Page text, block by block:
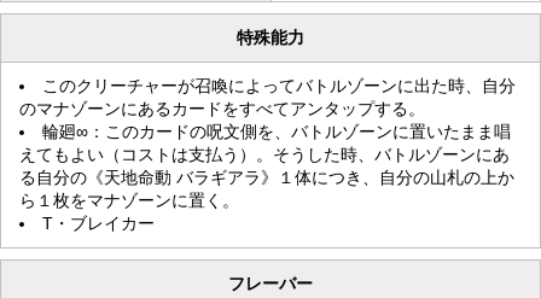
特殊能力
このクリーチャーが召喚によってバトルゾーンに出た時、自分
のマナゾーンにあるカードをすべてアンタップする。
輪廻∞：このカードの呪文側を、バトルゾーンに置いたまま唱
えてもよい（コストは支払う）。そうした時、バトルゾーンにあ
る自分の《天地命動 バラギアラ》１体につき、自分の山札の上か
ら１枚をマナゾーンに置く。
T・ブレイカー
フレーバー